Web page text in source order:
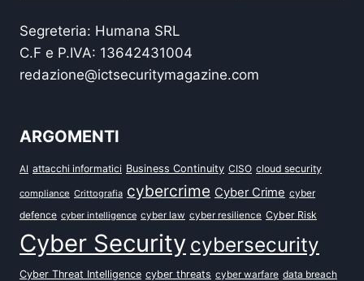
Segreteria: Humana SRL
C.F e P.IVA: 13642431004
redazione@ictsecuritymagazine.com
ARGOMENTI
AI attacchi informatici Business Continuity CISO cloud security
compliance Crittografia cybercrime Cyber Crime cyber
defence cyber intelligence cyber law cyber resilience Cyber Risk
Cyber Security cybersecurity
Cyber Threat Intelligence cyber threats cyber warfare data breach